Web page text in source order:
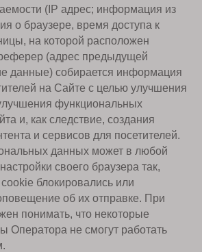
(IP адрес; информация из
о браузере, время доступа к
на которой расположен
(адрес предыдущей
данные) собирается информация
на Сайте с целью улучшения
функциональных
и, как следствие, создания
и сервисов для посетителей.
данных может в любой
своего браузера так,
блокировались или
об их отправке. При
понимать, что некоторые
Оператора не смогут работать